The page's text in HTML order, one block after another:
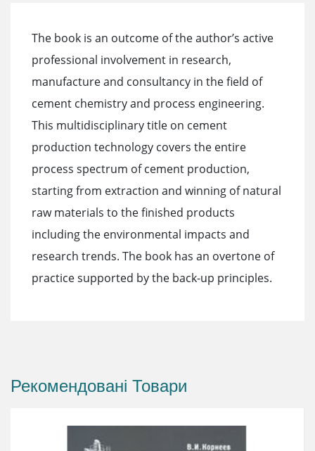
The book is an outcome of the author’s active
professional involvement in research,
manufacture and consultancy in the field of
cement chemistry and process engineering.
This multidisciplinary title on cement
production technology covers the entire
process spectrum of cement production,
starting from extraction and winning of natural
raw materials to the finished products
including the environmental impacts and
research trends. The book has an overtone of
practice supported by the back-up principles.
Рекомендовані Товари